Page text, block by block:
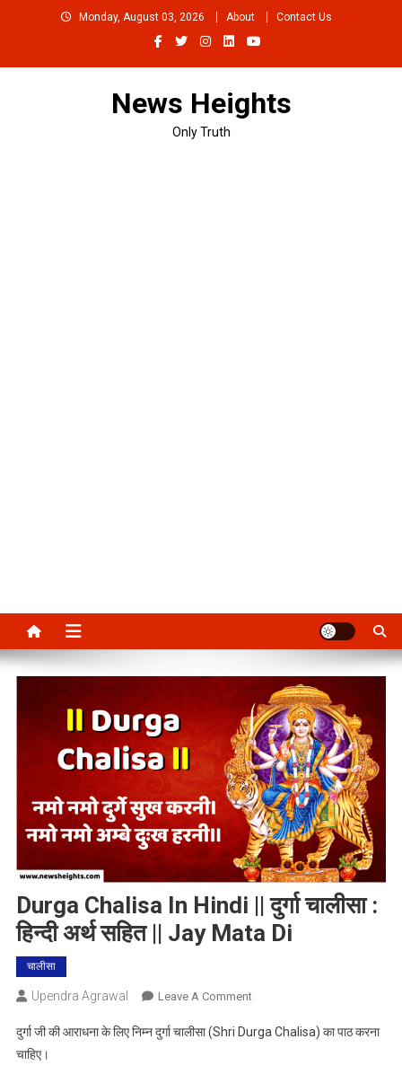
Monday, August 03, 2026 About Contact Us
News Heights
Only Truth
Durga Chalisa In Hindi || दुर्गा चालीसा :
हिन्दी अर्थ सहित || Jay Mata Di
चालीसा
Upendra Agrawal Leave A CommentOn
Chalisa
दुर्गा जी की आराधना के लिए निम्न दुर्गा चालीसा (Shri Durga Chalisa) का पाठ करना
चाहिए।